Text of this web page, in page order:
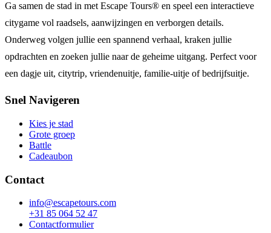
Ga samen de stad in met Escape Tours® en speel een interactieve
citygame vol raadsels, aanwijzingen en verborgen details.
Onderweg volgen jullie een spannend verhaal, kraken jullie
opdrachten en zoeken jullie naar de geheime uitgang. Perfect voor
een dagje uit, citytrip, vriendenuitje, familie-uitje of bedrijfsuitje.
Snel Navigeren
Kies je stad
Grote groep
Battle
Cadeaubon
Contact
info@escapetours.com
+31 85 064 52 47
Contactformulier